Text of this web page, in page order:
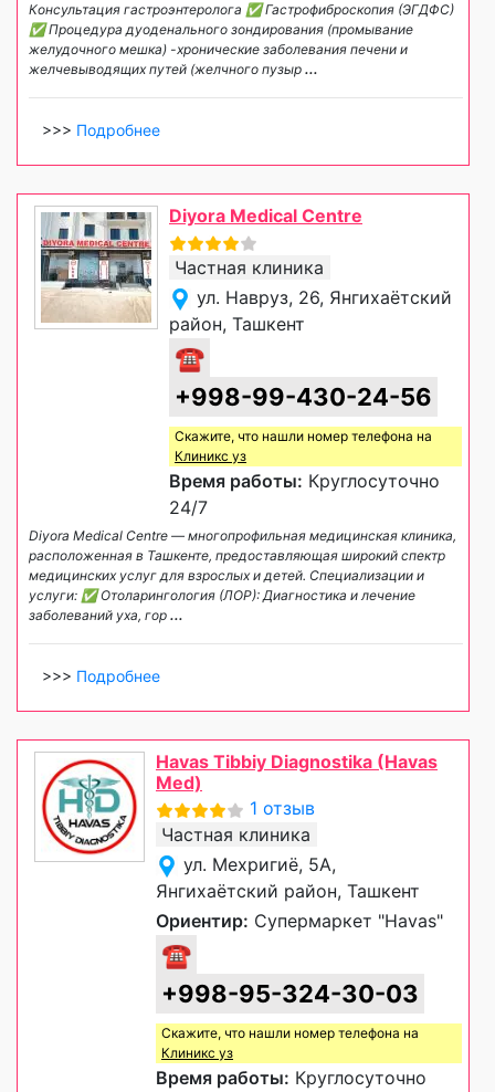
Консультация гастроэнтеролога ✅ Гастрофиброскопия (ЭГДФС)
✅ Процедура дуоденального зондирования (промывание
желудочного мешка) -хронические заболевания печени и
желчевыводящих путей (желчного пузыр ...
>>> Подробнее
Diyora Medical Centre
Частная клиника
ул. Навруз, 26, Янгихаётский
район, Ташкент
☎
+998-99-430-24-56
Скажите, что нашли номер телефона на
Клиникс уз
Время работы: Круглосуточно
24/7
Diyora Medical Centre — многопрофильная медицинская клиника,
расположенная в Ташкенте, предоставляющая широкий спектр
медицинских услуг для взрослых и детей. Специализации и
услуги: ✅ Отоларингология (ЛОР): Диагностика и лечение
заболеваний уха, гор ...
>>> Подробнее
Havas Tibbiy Diagnostika (Havas
Med)
1 отзыв
Частная клиника
ул. Мехригиё, 5А,
Янгихаётский район, Ташкент
Ориентир: Супермаркет "Havas"
☎
+998-95-324-30-03
Скажите, что нашли номер телефона на
Клиникс уз
Время работы: Круглосуточно